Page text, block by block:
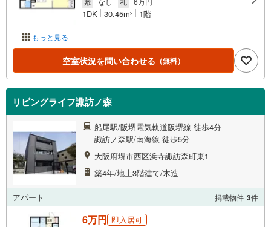
もっと見る
1DK 30.45m2 1階
空室状況を問い合わせる （無料）
リビングライフ諏訪ノ森
船尾駅/阪堺電気軌道阪堺線 徒歩4分
諏訪ノ森駅/南海線 徒歩5分
大阪府堺市西区浜寺諏訪森町東1
築4年/地上3階建て/木造
アパート 掲載物件 3件
6万円 即入居可